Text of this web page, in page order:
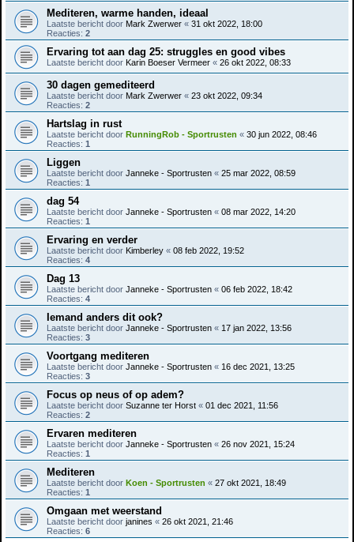
Mediteren, warme handen, ideaal
Laatste bericht door Mark Zwerwer « 31 okt 2022, 18:00
Reacties: 2
Ervaring tot aan dag 25: struggles en good vibes
Laatste bericht door Karin Boeser Vermeer « 26 okt 2022, 08:33
30 dagen gemediteerd
Laatste bericht door Mark Zwerwer « 23 okt 2022, 09:34
Reacties: 2
Hartslag in rust
Laatste bericht door RunningRob - Sportrusten « 30 jun 2022, 08:46
Reacties: 1
Liggen
Laatste bericht door Janneke - Sportrusten « 25 mar 2022, 08:59
Reacties: 1
dag 54
Laatste bericht door Janneke - Sportrusten « 08 mar 2022, 14:20
Reacties: 1
Ervaring en verder
Laatste bericht door Kimberley « 08 feb 2022, 19:52
Reacties: 4
Dag 13
Laatste bericht door Janneke - Sportrusten « 06 feb 2022, 18:42
Reacties: 4
Iemand anders dit ook?
Laatste bericht door Janneke - Sportrusten « 17 jan 2022, 13:56
Reacties: 3
Voortgang mediteren
Laatste bericht door Janneke - Sportrusten « 16 dec 2021, 13:25
Reacties: 3
Focus op neus of op adem?
Laatste bericht door Suzanne ter Horst « 01 dec 2021, 11:56
Reacties: 2
Ervaren mediteren
Laatste bericht door Janneke - Sportrusten « 26 nov 2021, 15:24
Reacties: 1
Mediteren
Laatste bericht door Koen - Sportrusten « 27 okt 2021, 18:49
Reacties: 1
Omgaan met weerstand
Laatste bericht door janines « 26 okt 2021, 21:46
Reacties: 6